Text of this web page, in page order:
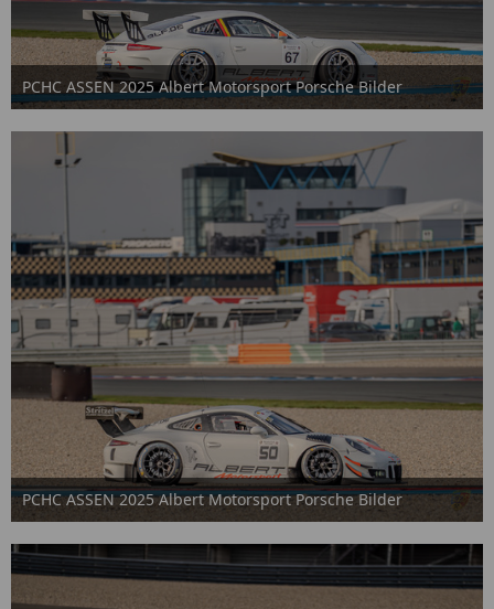
PCHC ASSEN 2025 Albert Motorsport Porsche Bilder
2. Oktober 2025
PCHC ASSEN 2025 Albert Motorsport Porsche Bilder
2. Oktober 2025